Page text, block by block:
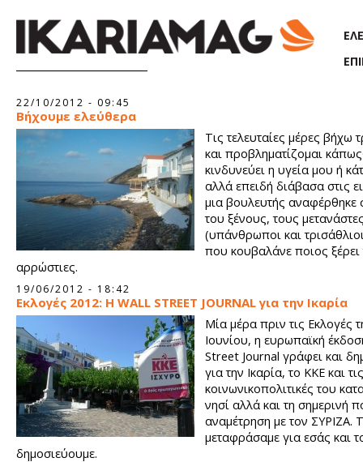
22/10/2012 - 09:45
Βήχουμε ελεύθερα
Τις τελευταίες μέρες βήχω
και προβληματίζομαι
κινδυνεύει η υγεία μου ή
αλλά επειδή διάβασα στις
μια βουλευτής αναφέρθηκε
του ξένους, τους
(υπάνθρωποι και
που κουβαλάνε ποιος ξέρει
αρρώστιες.
19/06/2012 - 18:42
Εκλογές 2012: Η WALL STREET JOURNAL για την Ικαρία
Μία μέρα πριν τις Εκλογές
Ιουνίου, η ευρωπαϊκή
Street Journal γράφει και
για την Ικαρία, το ΚΚΕ και τις
κοινωνικοπολιτικές του
νησί αλλά και τη σημερινή
αναμέτρηση με τον ΣΥΡΙΖΑ.
μεταφράσαμε για εσάς και
δημοσιεύουμε.